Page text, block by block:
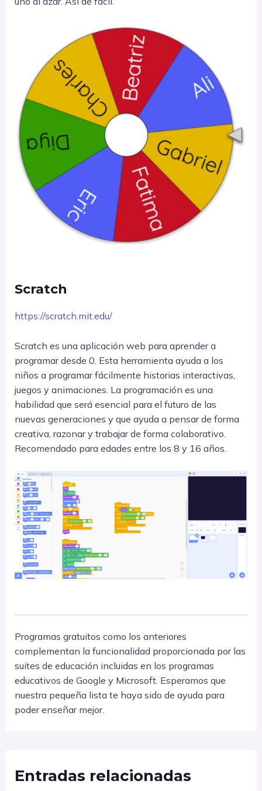
Scratch
https://scratch.mit.edu/
Scratch es una aplicación web para aprender a
programar desde 0. Esta herramienta ayuda a los
niños a programar fácilmente historias interactivas,
juegos y animaciones. La programación es una
habilidad que será esencial para el futuro de las
nuevas generaciones y que ayuda a pensar de forma
creativa, razonar y trabajar de forma colaborativo.
Recomendado para edades entre los 8 y 16 años.
Programas gratuitos como los anteriores
complementan la funcionalidad proporcionada por las
suites de educación incluidas en los programas
educativos de Google y Microsoft. Esperamos que
nuestra pequeña lista te haya sido de ayuda para
poder enseñar mejor.
Entradas relacionadas